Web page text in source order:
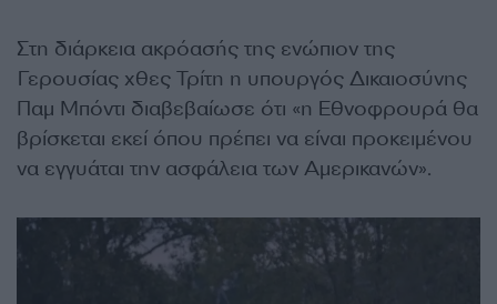
Στη διάρκεια ακρόασής της ενώπιον της
Γερουσίας χθες Τρίτη η υπουργός Δικαιοσύνης
Παμ Μπόντι διαβεβαίωσε ότι «η Εθνοφρουρά θα
βρίσκεται εκεί όπου πρέπει να είναι προκειμένου
να εγγυάται την ασφάλεια των Αμερικανών».